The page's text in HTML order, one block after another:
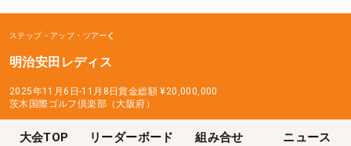
ステップ・アップ・ツアー
明治安田レディス
2025年11月6日-11月8日賞金総額 ¥20,000,000
茨木国際ゴルフ倶楽部（大阪府）
大会TOP リーダーボード 組み合せ ニュース